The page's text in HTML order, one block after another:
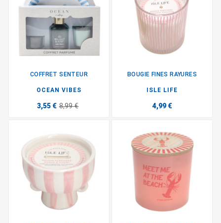
COFFRET SENTEUR
OCEAN VIBES
3,55 € 8,99 €
BOUGIE FINES RAYURES
ISLE LIFE
4,99 €